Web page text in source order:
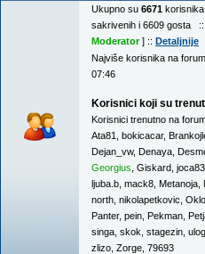
Ukupno su 6671
sakrivenih i 6609 gosta
Moderator] :: Detaljnije
Najviše korisnika na
07:46
Korisnici koji su
Korisnici trenutno na
Ata81
bokicacar,
Dejan_vw, Denaya
Georgius Giskard joca83
ljuba.b mack8 Metanoja
north nikolapetkovic
Panter, pein Pekman
singa skok stagezin
zlizo Zorge 79693